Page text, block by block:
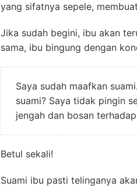
yang sifatnya sepele,
Jika sudah begini, ibu akan
sama, ibu bingung dengan
Saya sudah maafkan
suami? Saya tidak pingin
jengah dan bosan
Betul sekali!
Suami ibu pasti telinganya